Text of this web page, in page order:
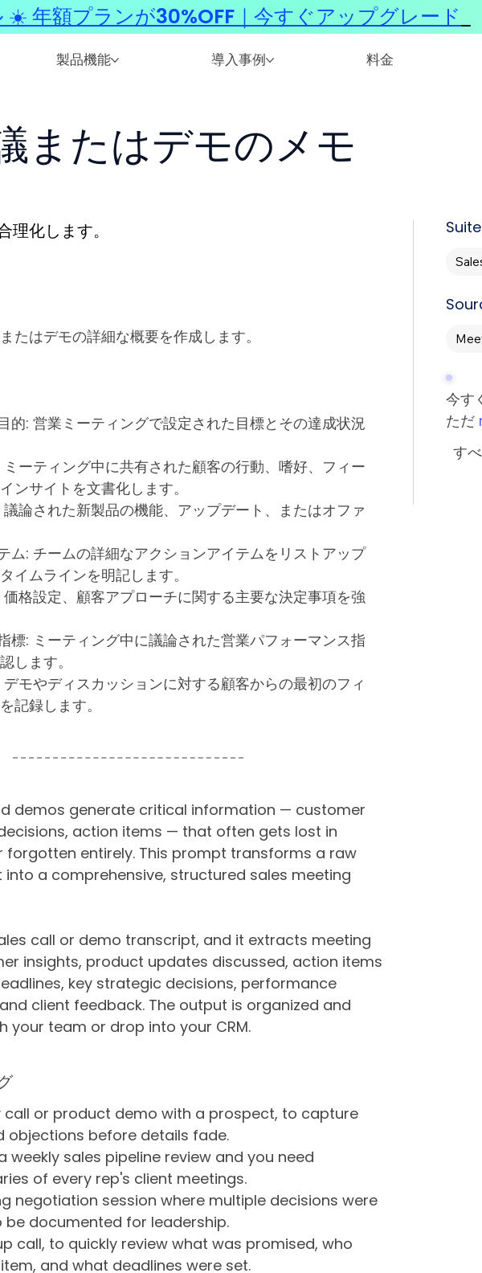
製品機能 導入事例 料金
またはデモのメモ
理化します。
たはデモの詳細な概要を作成します。
的: 営業ミーティングで設定された目標とその達成状況
ーティング中に共有された顧客の行動、嗜好、フィー
ンサイトを文書化します。
論された新製品の機能、アップデート、またはオファ
ム: チームの詳細なアクションアイテムをリストアップ
イムラインを明記します。
格設定、顧客アプローチに関する主要な決定事項を強
標: ミーティング中に議論された営業パフォーマンス指
します。
モやディスカッションに対する顧客からの最初のフィ
記録します。
demos generate critical information — customer
action items — that often gets lost in
forgotten entirely. This prompt transforms a raw
a comprehensive, structured sales meeting
call or demo transcript, and it extracts meeting
insights, product updates discussed, action items
key strategic decisions, performance
client feedback. The output is organized and
your team or drop into your CRM.
call or product demo with a prospect, to capture
objections before details fade.
weekly sales pipeline review and you need
of every rep's client meetings.
negotiation session where multiple decisions were
documented for leadership.
call, to quickly review what was promised, who
and what deadlines were set.
今す
ただ
す
☀️ 年額プランが30%OFF｜今すぐアップグレード